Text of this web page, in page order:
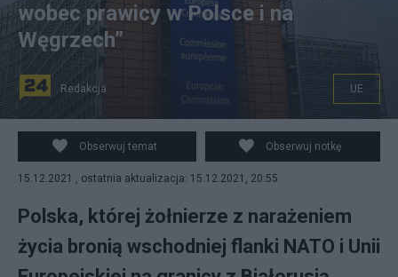
Fot. Pixabay
wobec prawicy w Polsce i na
Węgrzech”
Redakcja UE
Obserwuj temat Obserwuj notkę
15.12.2021 , ostatnia aktualizacja: 15.12.2021, 20:55
Polska, której żołnierze z narażeniem
życia bronią wschodniej flanki NATO i Unii